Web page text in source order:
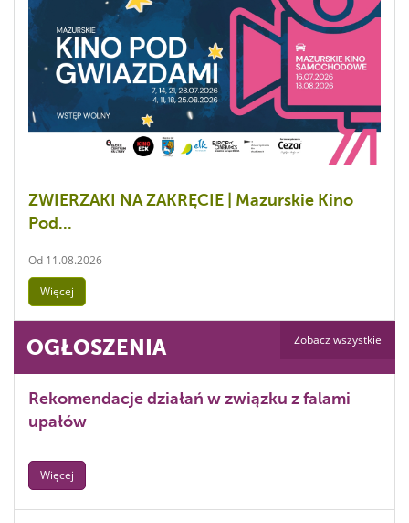
ZWIERZAKI NA ZAKRĘCIE | Mazurskie Kino
Pod...
Od 11.08.2026
Więcej
OGŁOSZENIA Zobacz wszystkie
Rekomendacje działań w związku z falami
upałów
Więcej